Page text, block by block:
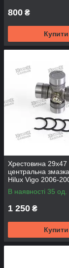
800 ₴
Купити
Хрестовина 29x47
центральна
Hilux Vigo 2006-
MC (MATSUBA)
В наявності 35 од.
1 250 ₴
Купити